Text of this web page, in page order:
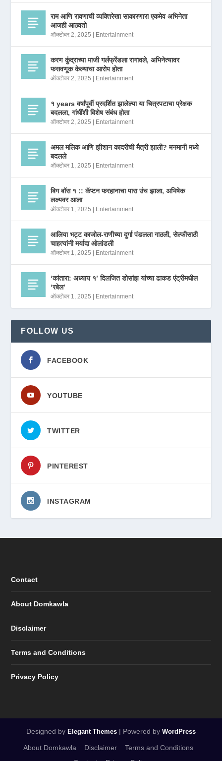
राम आणि रावणाची व्यक्तिरेखा साकारणारा एकमेव अभिनेता
आजही आठवतो
ऑक्टोबर 2, 2025 Entertainment
करण कुंद्राच्या माजी गर्लफ्रेंडला रागावले, अभिनेत्यावर
फसवणूक केल्याचा आरोप होता
ऑक्टोबर 2, 2025 Entertainment
१ years वर्षांपूर्वी प्रदर्शित झालेल्या या चित्रपटाचा प्रेक्षक
बदलला, गांधींशी विशेष संबंध होता
ऑक्टोबर 2, 2025 Entertainment
अमल मलिक आणि झीशान कादरीची मैत्री झाली? मनमानी मध्ये
बदलले
ऑक्टोबर 1, 2025 Entertainment
बिग बॉस १ :: कॅप्टन फरहानाचा पारा उंच झाला, अभिषेक
लक्ष्यवर आला
ऑक्टोबर 1, 2025 Entertainment
आलिया भट्ट काजोल-राणीच्या दुर्गा पंडलला गाठली, सेल्फीसाठी
चाहत्यांनी मर्यादा ओलांडली
ऑक्टोबर 1, 2025 Entertainment
‘कांतारा: अध्याय १’ दिलजित डोसांझ यांच्या ढाकड एंट्रीमधील
‘रबेल’
ऑक्टोबर 1, 2025 Entertainment
FOLLOW US
FACEBOOK
YOUTUBE
TWITTER
PINTEREST
INSTAGRAM
Contact
About Domkawla
Disclaimer
Terms and Conditions
Privacy Policy
Designed by Elegant Themes | Powered by WordPress
About Domkawla Disclaimer
Terms and Conditions